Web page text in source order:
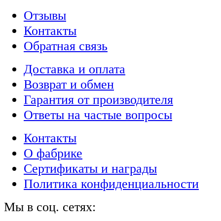
Отзывы
Контакты
Обратная связь
Доставка и оплата
Возврат и обмен
Гарантия от производителя
Ответы на частые вопросы
Контакты
О фабрике
Сертификаты и награды
Политика конфиденциальности
Мы в соц. сетях: